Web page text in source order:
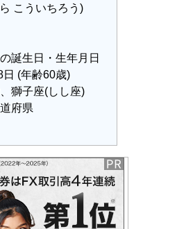
こういちろう)
誕生日・生年月日
(年齢60歳)
獅子座(しし座)
府県